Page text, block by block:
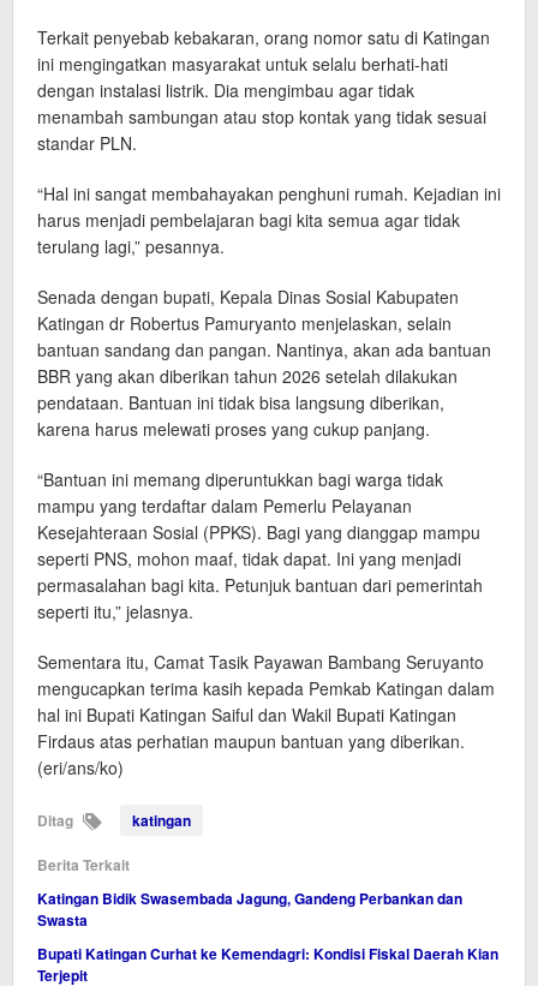
Terkait penyebab kebakaran, orang nomor satu di Katingan
ini mengingatkan masyarakat untuk selalu berhati-hati
dengan instalasi listrik. Dia mengimbau agar tidak
menambah sambungan atau stop kontak yang tidak sesuai
standar PLN.
“Hal ini sangat membahayakan penghuni rumah. Kejadian ini
harus menjadi pembelajaran bagi kita semua agar tidak
terulang lagi,” pesannya.
Senada dengan bupati, Kepala Dinas Sosial Kabupaten
Katingan dr Robertus Pamuryanto menjelaskan, selain
bantuan sandang dan pangan. Nantinya, akan ada bantuan
BBR yang akan diberikan tahun 2026 setelah dilakukan
pendataan. Bantuan ini tidak bisa langsung diberikan,
karena harus melewati proses yang cukup panjang.
“Bantuan ini memang diperuntukkan bagi warga tidak
mampu yang terdaftar dalam Pemerlu Pelayanan
Kesejahteraan Sosial (PPKS). Bagi yang dianggap mampu
seperti PNS, mohon maaf, tidak dapat. Ini yang menjadi
permasalahan bagi kita. Petunjuk bantuan dari pemerintah
seperti itu,” jelasnya.
Sementara itu, Camat Tasik Payawan Bambang Seruyanto
mengucapkan terima kasih kepada Pemkab Katingan dalam
hal ini Bupati Katingan Saiful dan Wakil Bupati Katingan
Firdaus atas perhatian maupun bantuan yang diberikan.
(eri/ans/ko)
Ditag katingan
Berita Terkait
Katingan Bidik Swasembada Jagung, Gandeng Perbankan dan
Swasta
Bupati Katingan Curhat ke Kemendagri: Kondisi Fiskal Daerah Kian
Terjepit